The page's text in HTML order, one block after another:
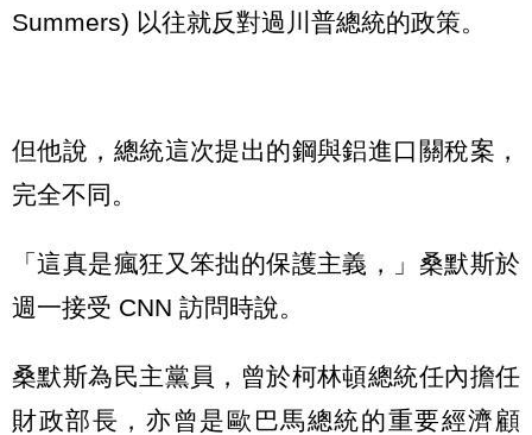
Summers) 以往就反對過川普總統的政策。
但他說，總統這次提出的鋼與鋁進口關稅案，
完全不同。
「這真是瘋狂又笨拙的保護主義，」桑默斯於
週一接受 CNN 訪問時說。
桑默斯為民主黨員，曾於柯林頓總統任內擔任
財政部長，亦曾是歐巴馬總統的重要經濟顧